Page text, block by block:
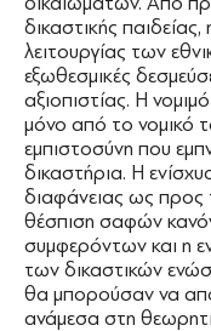
δικαστικής
λειτουργίας των
εξωθεσμικές
αξιοπιστίας. Η
μόνο από το νομικό
εμπιστοσύνη που
δικαστήρια. Η
διαφάνειας ως προς
θέσπιση σαφών
συμφερόντων και η
των δικαστικών
θα μπορούσαν να
ανάμεσα στη